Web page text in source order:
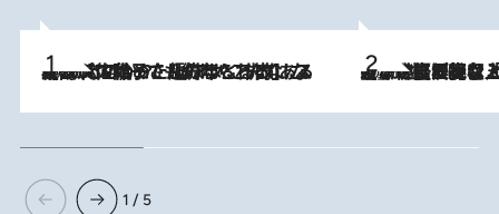
2026.8.5
【阿川佐和子さんの年とる力】なぜ70代で始めた趣味は“こんなに楽しい”のか？ ピアノ、俳句…スランプに陥っても続けられる“ある秘訣”とは 2026.8.5
【なぜ吉沢亮は「気配を消せる」のか？】興行収入208億の『国宝』を経て挑むミュージカル『ディア・エヴァン・ハンセン』。トップ俳優が舞台上でさらけ出した“孤独”とは
1 / 5